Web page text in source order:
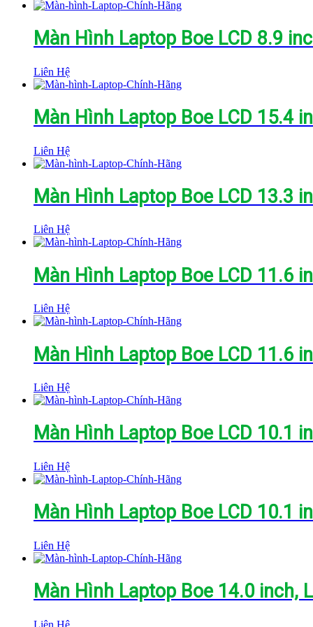
mới
Màn Hình Laptop Boe LCD 8.9
Liên Hệ
Màn Hình Laptop Boe LCD 15.4
Liên Hệ
Màn Hình Laptop Boe LCD 13.3
Liên Hệ
Màn Hình Laptop Boe LCD 11.6
Liên Hệ
Màn Hình Laptop Boe LCD 11.6
Liên Hệ
Màn Hình Laptop Boe LCD 10.1
Liên Hệ
Màn Hình Laptop Boe LCD 10.1
Liên Hệ
Màn Hình Laptop Boe 14.0 inch,
Liên Hệ